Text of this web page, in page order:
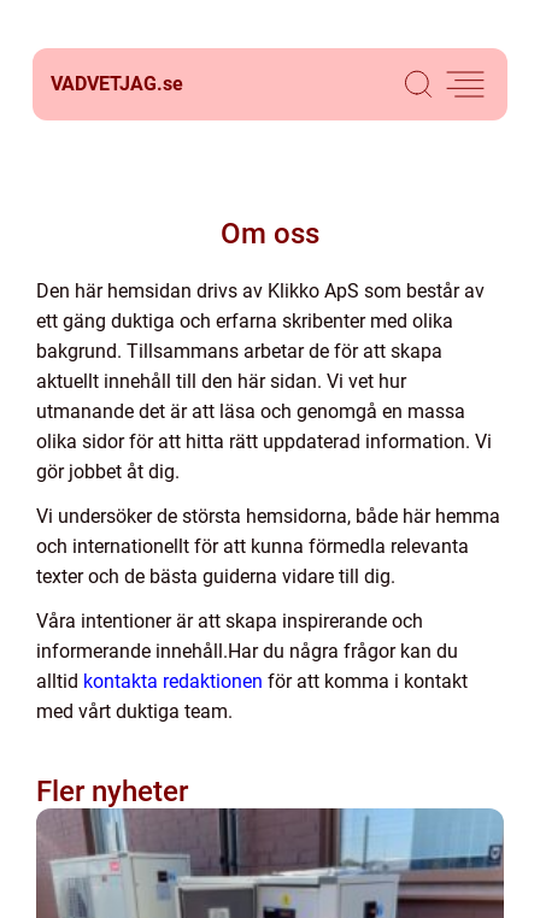
VADVETJAG.se
Om oss
Den här hemsidan drivs av Klikko ApS som består av
ett gäng duktiga och erfarna skribenter med olika
bakgrund. Tillsammans arbetar de för att skapa
aktuellt innehåll till den här sidan. Vi vet hur
utmanande det är att läsa och genomgå en massa
olika sidor för att hitta rätt uppdaterad information. Vi
gör jobbet åt dig.
Vi undersöker de största hemsidorna, både här hemma
och internationellt för att kunna förmedla relevanta
texter och de bästa guiderna vidare till dig.
Våra intentioner är att skapa inspirerande och
informerande innehåll.Har du några frågor kan du
alltid kontakta redaktionen för att komma i kontakt
med vårt duktiga team.
Fler nyheter